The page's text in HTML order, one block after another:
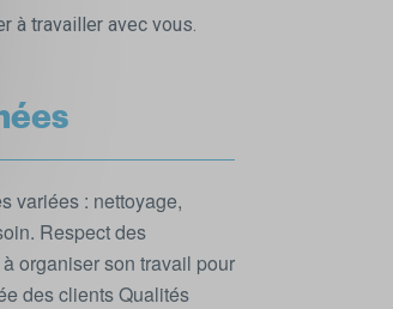
à travailler avec vous.
variées : nettoyage,
Respect des
organiser son travail pour
des clients Qualités